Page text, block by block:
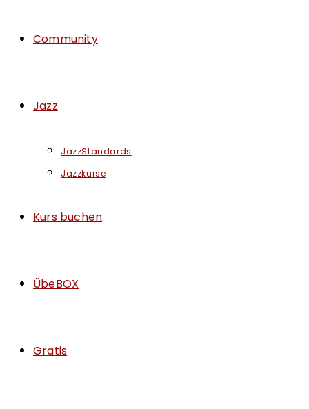
Community
Jazz
JazzStandards
Jazzkurse
Kurs buchen
ÜbeBOX
Gratis